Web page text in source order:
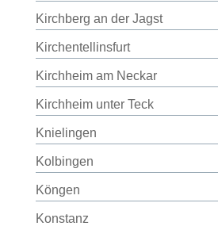
Kirchberg an der Jagst
Kirchentellinsfurt
Kirchheim am Neckar
Kirchheim unter Teck
Knielingen
Kolbingen
Köngen
Konstanz